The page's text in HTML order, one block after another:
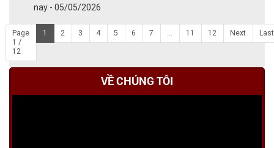
VỀ CHÚNG TÔI
nay - 05/05/2026
Page
1 /
12
1 2 3 4 5 6 7 ... 11 12 Next Last